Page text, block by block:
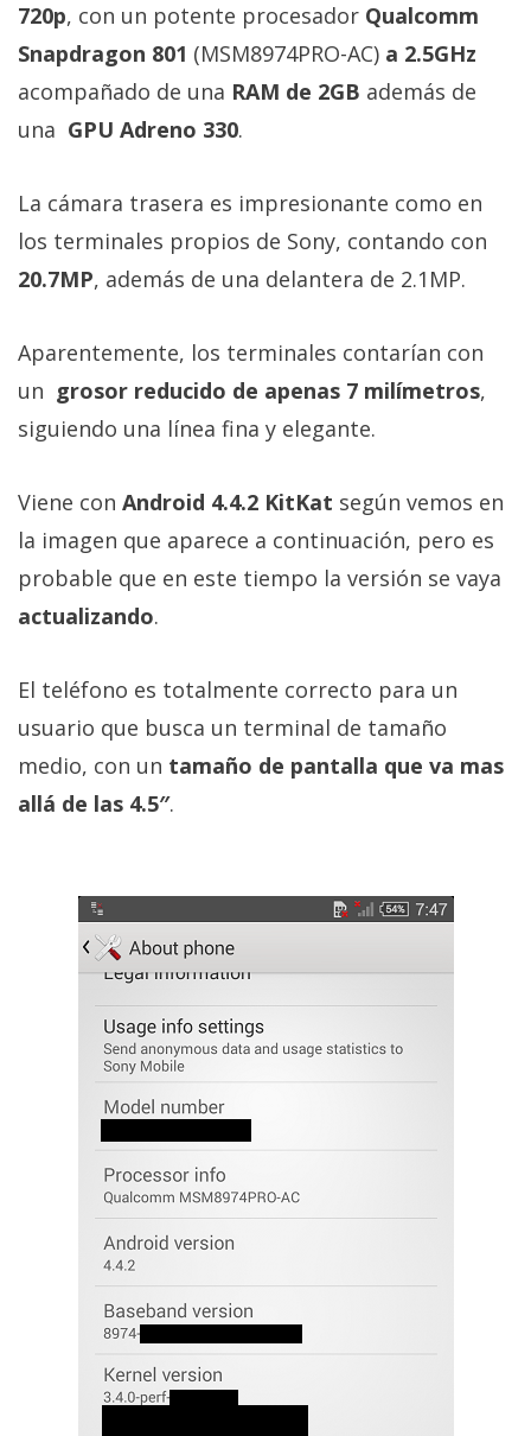
720p, con un potente procesador Qualcomm
Snapdragon 801 (MSM8974PRO-AC) a 2.5GHz
acompañado de una RAM de 2GB además de
una GPU Adreno 330.
La cámara trasera es impresionante como en
los terminales propios de Sony, contando con
20.7MP, además de una delantera de 2.1MP.
Aparentemente, los terminales contarían con
un grosor reducido de apenas 7 milímetros,
siguiendo una línea fina y elegante.
Viene con Android 4.4.2 KitKat según vemos en
la imagen que aparece a continuación, pero es
probable que en este tiempo la versión se vaya
actualizando.
El teléfono es totalmente correcto para un
usuario que busca un terminal de tamaño
medio, con un tamaño de pantalla que va mas
allá de las 4.5″.